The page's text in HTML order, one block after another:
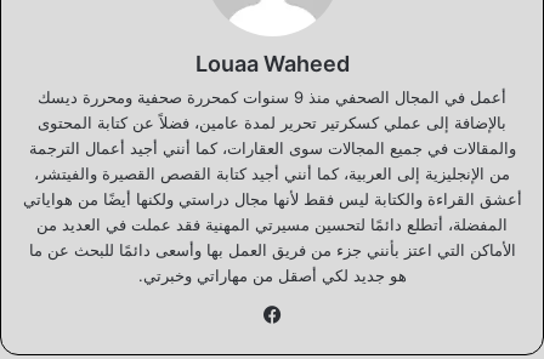
Louaa Waheed
أعمل في المجال الصحفي منذ 9 سنوات كمحررة صحفية ومحررة ديسك
بالإضافة إلى عملي كسكرتير تحرير لمدة عامين، فضلاً عن كتابة المحتوى
والمقالات في جميع المجالات سوى العقارات، كما أنني أجيد أعمال الترجمة
من الإنجليزية إلى العربية، كما أنني أجيد كتابة القصص القصيرة والفيتشر،
أعشق القراءة والكتابة ليس فقط لأنها مجال دراستي ولكنها أيضًا من هواياتي
المفضلة، أتطلع دائمًا لتحسين مسيرتي المهنية فقد عملت في العديد من
الأماكن التي اعتز بأنني جزء من فريق العمل بها وأسعى دائمًا للبحث عن ما
هو جديد لكي أصقل من مهاراتي وخبرتي.